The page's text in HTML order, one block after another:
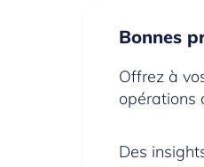
Bonnes
Offrez à
opérations
Des